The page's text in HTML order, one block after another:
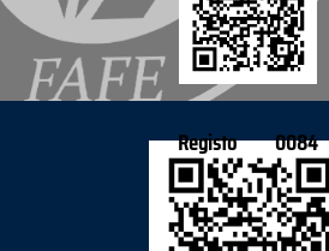
Registo 0084